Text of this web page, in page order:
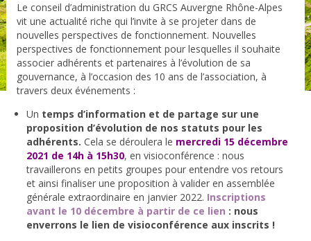
Le conseil d’administration du GRCS Auvergne Rhône-Alpes
vit une actualité riche qui l’invite à se projeter dans de
nouvelles perspectives de fonctionnement. Nouvelles
perspectives de fonctionnement pour lesquelles il souhaite
associer adhérents et partenaires à l’évolution de sa
gouvernance, à l’occasion des 10 ans de l’association, à
travers deux événements :
Un temps d’information et de partage sur une
proposition d’évolution de nos statuts pour les
adhérents. Cela se déroulera le mercredi 15 décembre
2021 de 14h à 15h30, en visioconférence : nous
travaillerons en petits groupes pour entendre vos retours
et ainsi finaliser une proposition à valider en assemblée
générale extraordinaire en janvier 2022. Inscriptions
avant le 10 décembre à partir de ce lien : nous
enverrons le lien de visioconférence aux inscrits !